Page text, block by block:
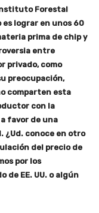
Forestal
lograr en unos 60
prima de chip y
entre
privado, como
preocupación,
comparten esta
con la
favor de una
¿Ud. conoce en otro
del precio de
por los
de EE. UU. o algún